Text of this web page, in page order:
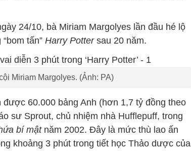
24/10, bà Miriam Margolyes lần đầu hé lộ
tấn” Harry Pottersau 20 năm.
Miriam Margolyes. (Ảnh: PA)
60.000 bảng Anh (hơn 1,7 tỷ đồng theo
sư Sprout, chủ nhiệm nhà Hufflepuff, trong
bí mậtnăm 2002. Đây là mức thù lao ấn
khoảng 3 phút trong tiết học Thảo dược của